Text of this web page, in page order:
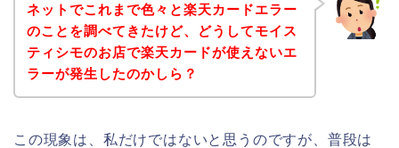
ネットでこれまで色々と楽天カードエラー
のことを調べてきたけど、どうしてモイス
ティシモのお店で楽天カードが使えないエ
ラーが発生したのかしら？
この現象は、私だけではないと思うのですが、普段は